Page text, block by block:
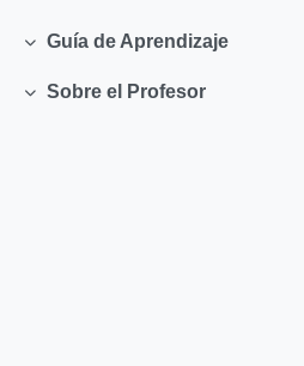
Colapsar
Guía de Aprendizaje
Colapsar
Sobre el Profesor